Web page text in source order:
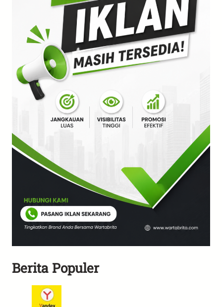
Berita Populer